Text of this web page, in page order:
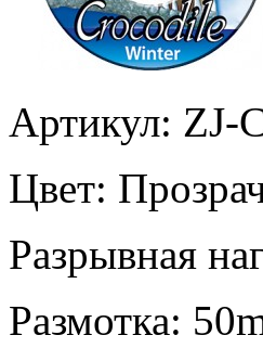
Артикул: ZJ-
Цвет:
Разрывная
Размотка: